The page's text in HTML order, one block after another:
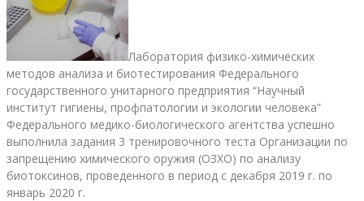
Лаборатория физико-химических
методов анализа и биотестирования Федерального
государственного унитарного предприятия “Научный
институт гигиены, профпатологии и экологии человека”
Федерального медико-биологического агентства успешно
выполнила задания 3 тренировочного теста Организации по
запрещению химического оружия (ОЗХО) по анализу
биотоксинов, проведенного в период с декабря 2019 г. по
январь 2020 г.